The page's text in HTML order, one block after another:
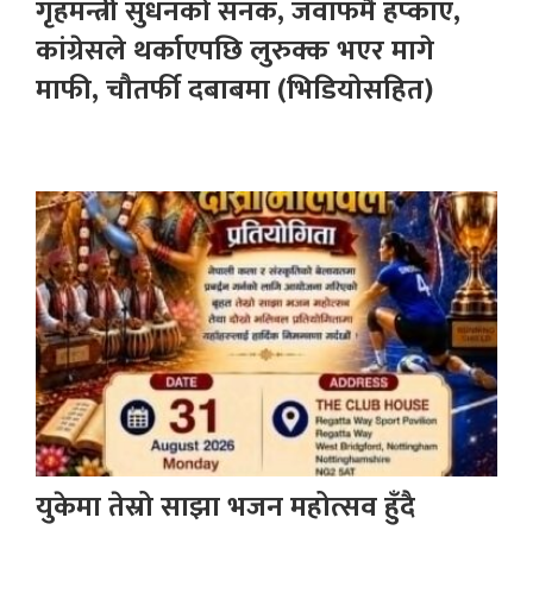
गृहमन्त्री सुधनको सनक, जवाफमै हप्काए,
कांग्रेसले थर्काएपछि लुरुक्क भएर मागे
माफी, चौतर्फी दबाबमा (भिडियोसहित)
युकेमा तेस्रो साझा भजन महोत्सव हुँदै